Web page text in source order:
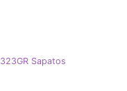
Sapatos